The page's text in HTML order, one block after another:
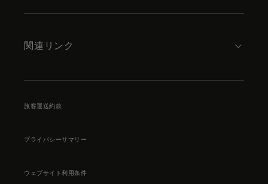
関連リンク
旅客運送約款
プライバシーサマリー
ウェブサイト利用条件